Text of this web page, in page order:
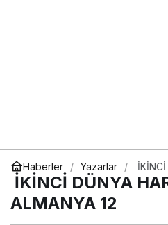
Haberler Yazarlar
İKİNCİ DÜNYA
ALMANYA 12